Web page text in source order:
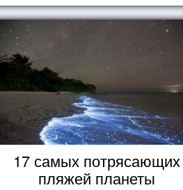
17 самых потрясающих
пляжей планеты